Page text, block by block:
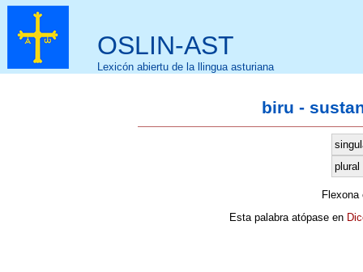
OSLIN-AST
Lexicón abiertu de la llingua asturiana
biru -
plural
Esta palabra atópase en